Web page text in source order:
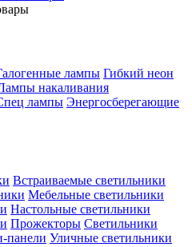
лампы Гибкий неон
накаливания
лампы Энергосберегающие
Встраиваемые светильники
Мебельные светильники
Настольные светильники
Прожекторы Светильники
панели Уличные светильники